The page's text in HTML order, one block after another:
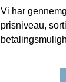
Vi har
prisniveau,